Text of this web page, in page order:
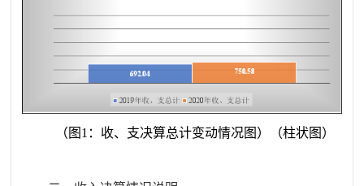
（图 1 ：收、支决算总计变动情况图）（柱状图）